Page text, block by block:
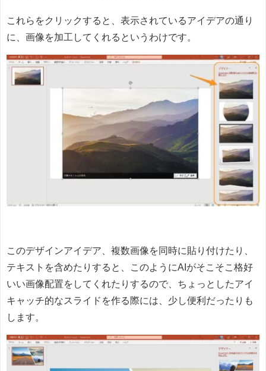
これらをクリックすると、表示されているアイデアの通り
に、画像を加工してくれるというわけです。
このデザインアイデア、複数画像を同時に貼り付けたり、
テキストを含めたりすると、このようにAIがそこそこ格好
いい画像配置をしてくれたりするので、ちょっとしたアイ
キャッチ的なスライドを作る際には、少し便利だったりも
します。